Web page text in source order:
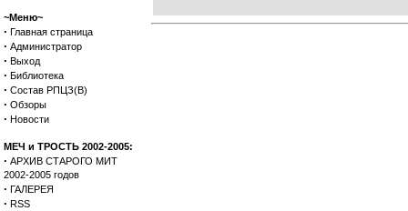
~Меню~
· Главная страница
· Администратор
· Выход
· Библиотека
· Состав РПЦЗ(В)
· Обзоры
· Новости
МЕЧ и ТРОСТЬ 2002-2005:
· АРХИВ СТАРОГО МИТ
2002-2005 годов
· ГАЛЕРЕЯ
· RSS